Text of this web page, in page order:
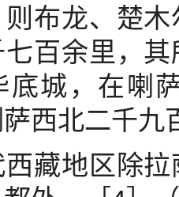
布龙、楚
百余里，
底城，在喇
西北二千九
地区除拉